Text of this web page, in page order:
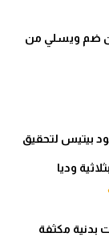
ضم ويسلي من
بيتيس لتحقيق
وديا
بدنية مكثفة